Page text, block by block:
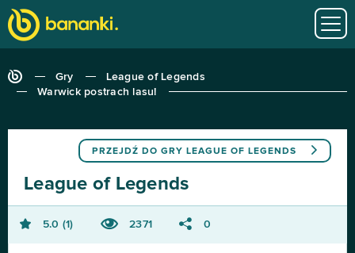
Gry
League of Legends
Warwick postrach lasu!
PRZEJDŹ DO GRY LEAGUE OF LEGENDS
League of Legends
5.0 1 2371 0